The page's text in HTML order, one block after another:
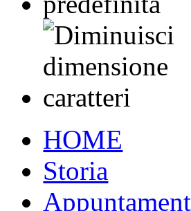
HOME
Storia